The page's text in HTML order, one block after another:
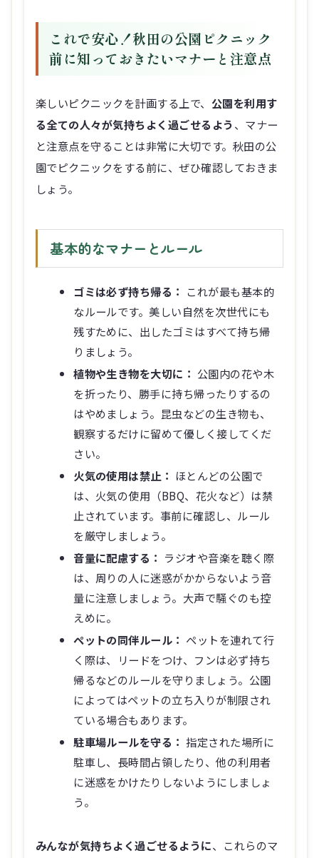
これで安心！秋田の公園ピクニック
前に知っておきたいマナーと注意点
楽しいピクニックを計画する上で、 公園を利用す
る全ての人々が気持ちよく過ごせるよう 、マナー
と注意点を守ることは非常に大切です。秋田の公
園でピクニックをする前に、ぜひ確認しておきま
しょう。
基本的なマナーとルール
ゴミは必ず持ち帰る： これが最も基本的
なルールです。美しい自然を次世代にも
残すために、出したゴミはすべて持ち帰
りましょう。
植物や生き物を大切に： 公園内の花や木
を折ったり、勝手に持ち帰ったりするの
はやめましょう。昆虫などの生き物も、
観察するだけに留めて優しく接してくだ
さい。
火気の使用は禁止： ほとんどの公園で
は、火気の使用（BBQ、花火など）は禁
止されています。事前に確認し、ルール
を厳守しましょう。
音量に配慮する： ラジオや音楽を聴く際
は、周りの人に迷惑がかからないよう音
量に注意しましょう。大声で騒ぐのも控
えめに。
ペットの同伴ルール： ペットを連れて行
く際は、リードをつけ、フンは必ず持ち
帰るなどのルールを守りましょう。公園
によってはペットの立ち入りが制限され
ている場合もあります。
駐車場ルールを守る： 指定された場所に
駐車し、長時間占領したり、他の利用者
に迷惑をかけたりしないようにしましょ
う。
みんなが気持ちよく過ごせるように、これらのマ